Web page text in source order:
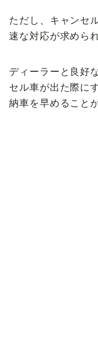
ただし、キャンセ
速な対応が求めら
ディーラーと良好
セル車が出た際に
納車を早めること